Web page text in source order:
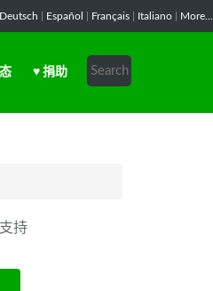
Deutsch Español Français Italiano More...
♥ 捐助
持